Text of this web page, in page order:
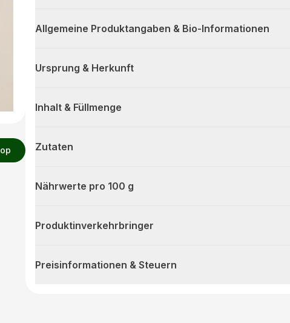
Allgemeine Produktangaben & Bio-Informationen
Ursprung & Herkunft
Inhalt & Füllmenge
Zutaten
Nährwerte pro 100 g
Produktinverkehrbringer
Preisinformationen & Steuern